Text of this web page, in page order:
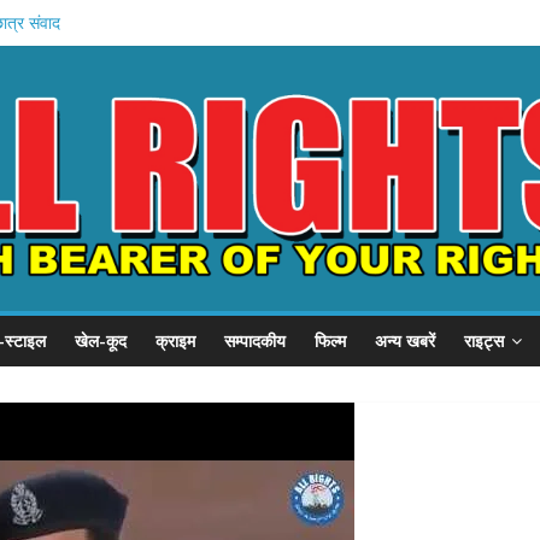
संवाद
को कैद
से गुहार
खेल-कूद क्राइम सम्पादकीय फिल्म अन्य खबरें राइट्स